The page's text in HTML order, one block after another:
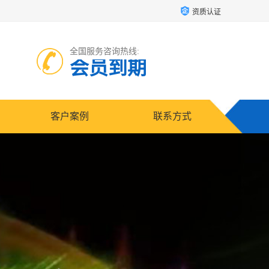
资质认证
全国服务咨询热线:
会员到期
客户案例 联系方式